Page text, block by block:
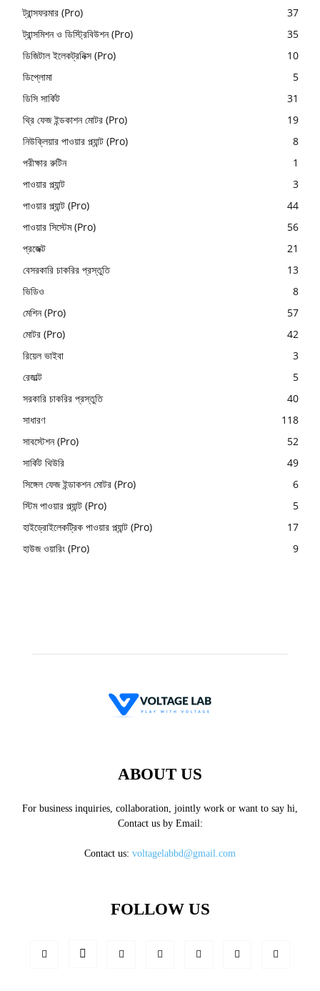
ট্রান্সফরমার (Pro)
37
ট্রান্সমিশন ও ডিস্ট্রিবিউশন (Pro)
35
ডিজিটাল ইলেকট্রনিক্স (Pro)
10
ডিপ্লোমা
5
ডিসি সার্কিট
31
থ্রি ফেজ ইন্ডকাশন মোটর (Pro)
19
নিউক্লিয়ার পাওয়ার প্ল্যান্ট (Pro)
8
পরীক্ষার রুটিন
1
পাওয়ার প্ল্যান্ট
3
পাওয়ার প্ল্যান্ট (Pro)
44
পাওয়ার সিস্টেম (Pro)
56
প্রজেক্ট
21
বেসরকারি চাকরির প্রস্তুতি
13
ভিডিও
8
মেশিন (Pro)
57
মোটর (Pro)
42
রিয়েল ভাইবা
3
রেজাল্ট
5
সরকারি চাকরির প্রস্তুতি
40
সাধারণ
118
সাবস্টেশন (Pro)
52
সার্কিট থিউরি
49
সিঙ্গেল ফেজ ইন্ডাকশন মোটর (Pro)
6
স্টিম পাওয়ার প্ল্যান্ট (Pro)
5
হাইড্রোইলেকট্রিক পাওয়ার প্ল্যান্ট (Pro)
17
হাউজ ওয়ারিং (Pro)
9
ABOUT US
For business inquiries, collaboration, jointly work or want to say hi,
Contact us by Email:
Contact us: voltagelabbd@gmail.com
FOLLOW US